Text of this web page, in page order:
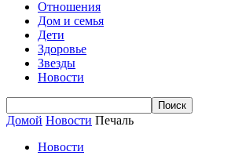
Отношения
Дом и семья
Дети
Здоровье
Звезды
Новости
Домой Новости Печаль
Новости